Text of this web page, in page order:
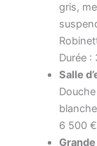
gris,
Durée :
Salle
6 500